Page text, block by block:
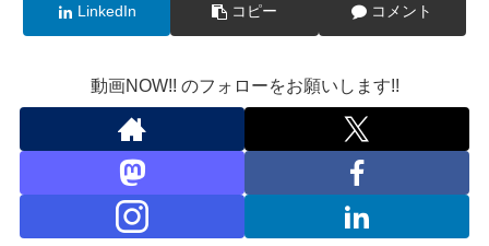
LinkedIn コピー コメント
動画NOW!! のフォローをお願いします!!